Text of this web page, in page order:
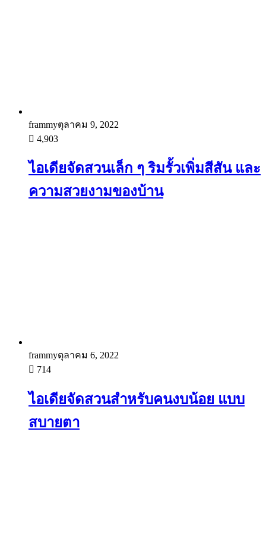
frammyตุลาคม 9, 2022
4,903
ไอเดียจัดสวนเล็ก ๆ ริมรั้วเพิ่มสีสัน และ
ความสวยงามของบ้าน
frammyตุลาคม 6, 2022
714
ไอเดียจัดสวนสำหรับคนงบน้อย แบบ
สบายตา